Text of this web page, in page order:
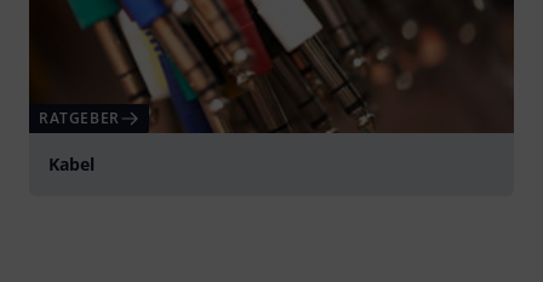
RATGEBER
Kabel